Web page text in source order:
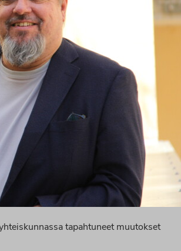
tapahtuneet muutokset